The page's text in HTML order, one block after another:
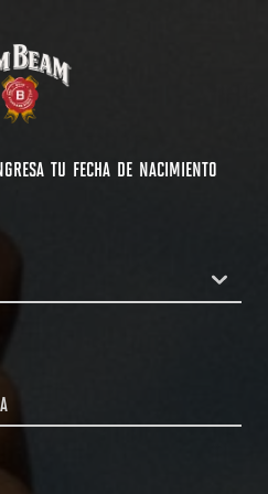
TU FECHA DE NACIMIENTO